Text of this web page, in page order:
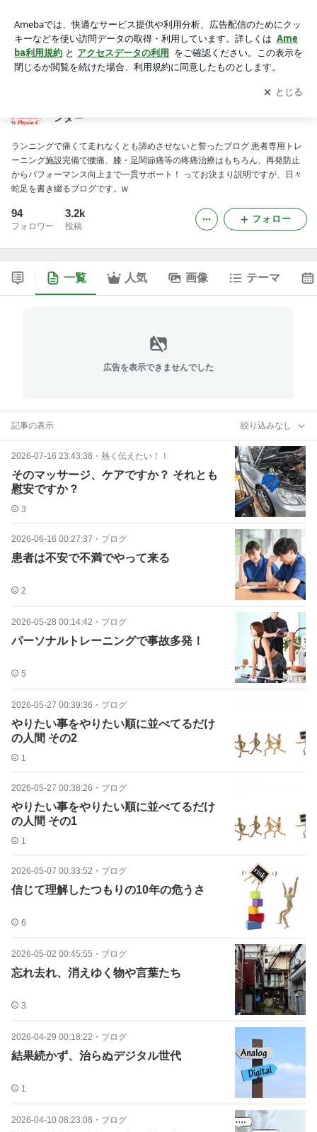
アプリをダウンロードして ブログの更新通知
を受け取りまし
ょう。
開く
ンター
ランニングで痛くて走れなくとも諦めさせないと誓ったブログ 患者専用トレ
ーニング施設完備で腰痛、膝・足関節痛等の疼痛治療はもちろん、再発防止
からパフォーマンス向上まで一貫サポート！ ってお決まり説明ですが、日々
蛇足を書き綴るブログです。w
94
フォロワー
3.2k
投稿
フォロー
一覧 人気 画像 テーマ
広告を表示できませんでした
記事の表示 絞り込みなし
2026-07-16 23:43:38 ・ 熱く伝えたい！！
そのマッサージ、ケアですか？ それとも
慰安ですか？
3
2026-06-16 00:27:37 ・ ブログ
患者は不安で不満でやって来る
2
2026-05-28 00:14:42 ・ ブログ
パーソナルトレーニングで事故多発！
5
2026-05-27 00:39:36 ・ ブログ
やりたい事をやりたい順に並べてるだけ
の人間 その2
1
2026-05-27 00:38:26 ・ ブログ
やりたい事をやりたい順に並べてるだけ
の人間 その1
1
2026-05-07 00:33:52 ・ ブログ
信じて理解したつもりの10年の危うさ
6
2026-05-02 00:45:55 ・ ブログ
忘れ去れ、消えゆく物や言葉たち
3
2026-04-29 00:18:22 ・ ブログ
結果続かず、治らぬデジタル世代
1
2026-04-10 08:23:08 ・ ブログ